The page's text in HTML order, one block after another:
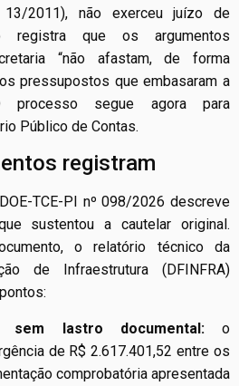
13/2011), não exerceu juízo de
registra que os argumentos
“não afastam, de forma
pressupostos que embasaram a
processo segue agora para
Público de Contas.
registram
TCE-PI nº 098/2026 descreve
sustentou a cautelar original.
o relatório técnico da
de Infraestrutura (DFINFRA)
sem lastro documental:o
de R$ 2.617.401,52 entre os
comprobatória apresentada